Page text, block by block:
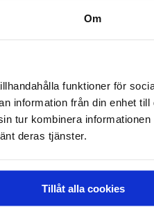
Om
funktioner för
information från din enhet till
tur kombinera informationen
deras tjänster.
Tillåt alla cookies